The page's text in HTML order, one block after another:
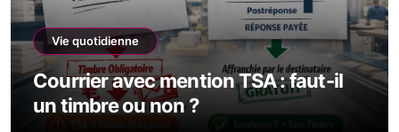
Vie quotidienne
Courrier avec mention TSA : faut-il
un timbre ou non ?